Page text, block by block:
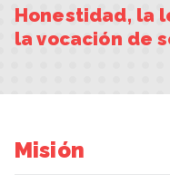
Honestidad, la
la vocación de
Misión